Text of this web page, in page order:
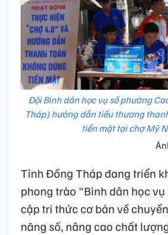
Đội Bình dân học vụ số phường
Tháp) hướng dẫn tiểu thương
tiền mặt tại chợ Mỹ
Tỉnh Đồng Tháp đang triển
phong trào "Bình dân học
cập tri thức cơ bản về
năng số, nâng cao chất